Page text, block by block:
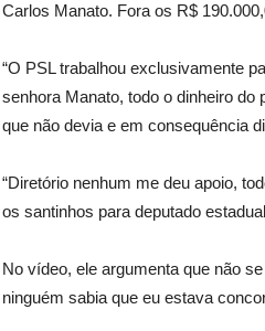
Carlos Manato. Fora os R$
“O PSL trabalhou exclusivamente
senhora Manato, todo o dinheiro
que não devia e em consequência
“Diretório nenhum me deu apoio,
os santinhos para deputado
No vídeo, ele argumenta que não
ninguém sabia que eu estava